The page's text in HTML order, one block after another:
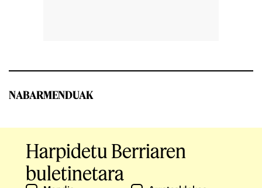
NABARMENDUAK
Harpidetu Berriaren
buletinetara